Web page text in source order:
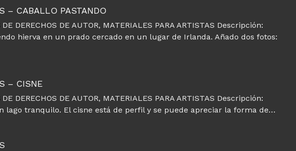
– CABALLO PASTANDO
DERECHOS DE AUTOR, MATERIALES PARA ARTISTAS Descripción:
hierva en un prado cercado en un lugar de Irlanda. Añado dos fotos:
– CISNE
DERECHOS DE AUTOR, MATERIALES PARA ARTISTAS Descripción:
lago tranquilo. El cisne está de perfil y se puede apreciar la forma de…